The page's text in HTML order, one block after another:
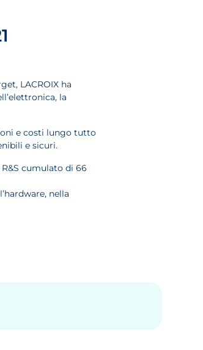
LACROIX ha
la
e costi lungo tutto
e sicuri.
cumulato di 66
nella